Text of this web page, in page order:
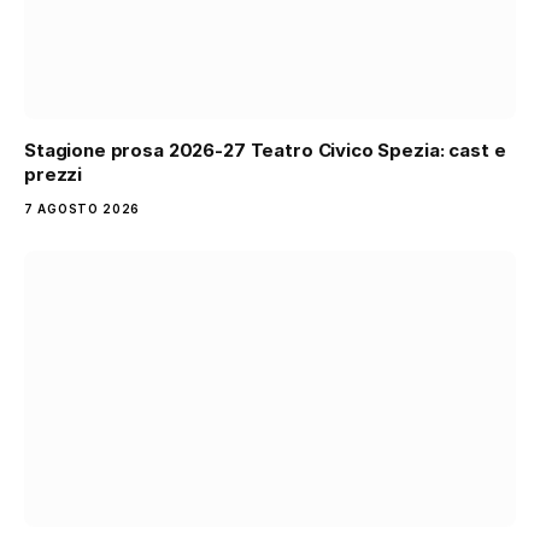
Stagione prosa 2026-27 Teatro Civico Spezia: cast e
prezzi
7 AGOSTO 2026